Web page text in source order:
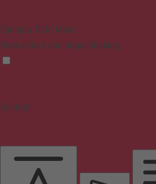
Epilepsy Safe Mode
Dims colors and stops blinking
Content